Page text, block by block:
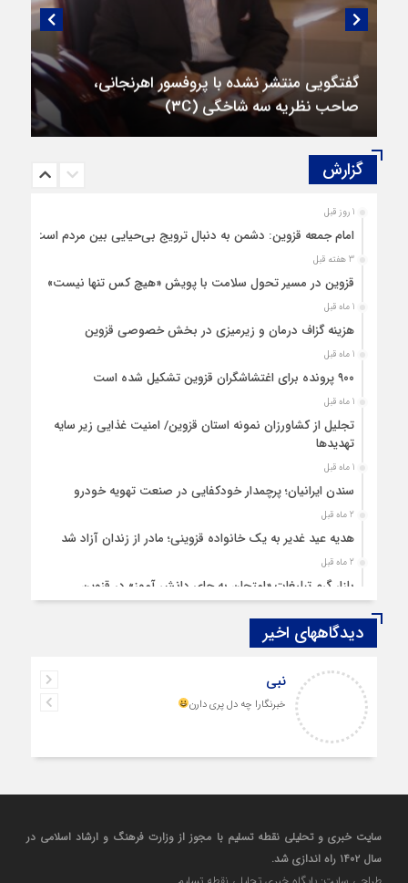
گفتگویی منتشر نشده با پروفسور اهرنجانی،
صاحب نظریه سه‌ شاخگی (۳C)
گزارش‌
1 روز قبل
امام جمعه قزوین: دشمن به دنبال ترویج بی‌حیایی بین مردم است
3 هفته قبل
قزوین در مسیر تحول سلامت با پویش «هیچ‌ کس تنها نیست»
1 ماه قبل
هزینه‌ گزاف درمان و زیرمیزی در بخش خصوصی قزوین
1 ماه قبل
۹۰۰ پرونده برای اغتشاشگران قزوین تشکیل شده است
1 ماه قبل
تجلیل از کشاورزان نمونه استان قزوین/ امنیت غذایی زیر سایه
تهدیدها
1 ماه قبل
سندن ایرانیان؛ پرچمدار خودکفایی در صنعت تهویه خودرو
2 ماه قبل
هدیه عید غدیر به یک خانواده قزوینی؛ مادر از زندان آزاد شد
2 ماه قبل
بازار گرم تبلیغات «امتحان به جای دانش‌ آموز» در قزوین
قزوین ۱۴۰۴، گام‌هایی در سایه چالش‌ها
چهارشنبه‌ سوری بی‌غوغا
مردم قزوین زیر آوار گرانی مسکن
ازدواج «فردین» و «زهرا» در قزوین، آغاز یک زندگی ساده
دیدگاههای اخیر
نبی
خبرنگارا چه دل پری دارن
سایت خبری و تحلیلی نقطه تسلیم با مجوز از وزارت فرهنگ و ارشاد اسلامی در
سال ۱۴۰۲ راه اندازی شد.